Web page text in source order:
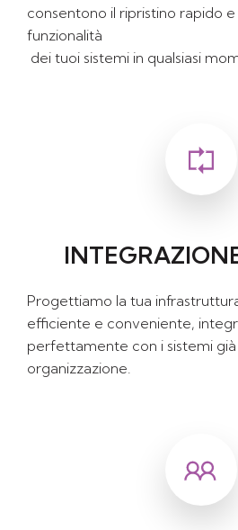
consentono il ripristino rapido
funzionalità
dei tuoi sistemi in qualsiasi
Progettiamo la tua
efficiente e conveniente,
perfettamente con i sistemi
organizzazione.